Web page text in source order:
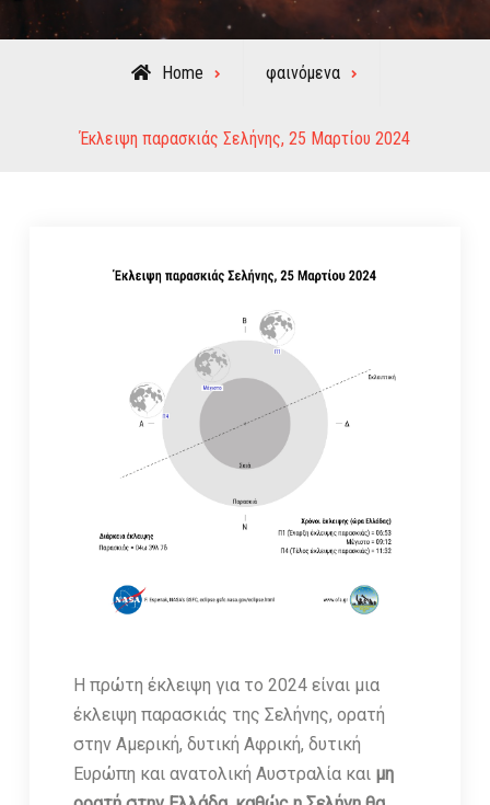
Home φαινόμενα
Έκλειψη παρασκιάς Σελήνης, 25 Μαρτίου 2024
Η πρώτη έκλειψη για το 2024 είναι μια
έκλειψη παρασκιάς της Σελήνης, ορατή
στην Αμερική, δυτική Αφρική, δυτική
Ευρώπη και ανατολική Αυστραλία και μη